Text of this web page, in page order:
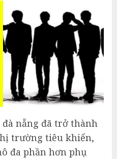
nẵng đã trở thành
trường tiêu khiển,
đa phần hơn phụ